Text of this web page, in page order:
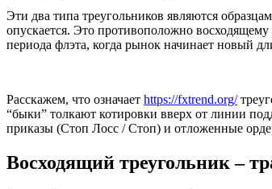
Эти два типа треугольников являются
опускается. Это противоположно
периода флэта, когда рынок начинает новый
Расскажем, что означает https://fxtrend.org/
“быки” толкают котировки вверх от линии
приказы (Стоп Лосс / Стоп) и отложенные
Восходящий треугольник –